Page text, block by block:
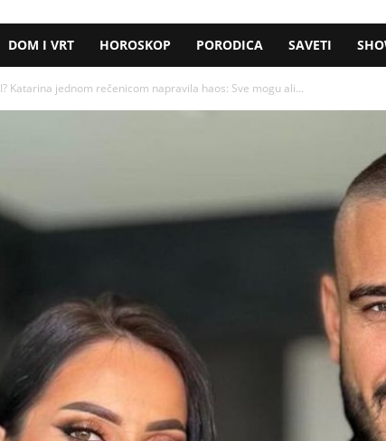
DOM I VRT HOROSKOP PORODICA SAVETI
Katarina jednom rečenicom napravila haos: Sve mogu ali...